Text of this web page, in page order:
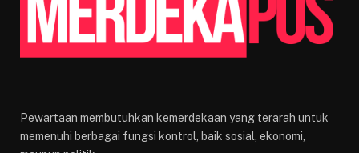
Pewartaan membutuhkan kemerdekaan yang terarah untuk
memenuhi berbagai fungsi kontrol, baik sosial, ekonomi,